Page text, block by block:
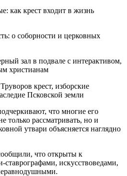
как крест входит в жизнь
о соборности и церковных
зал в подвале с интерактивом,
христианам
крест, изборские
Псковской земли
что многие его
только рассматривать, но и
утвари объясняется наглядно
что открыты к
ставрографами, искусствоведами,